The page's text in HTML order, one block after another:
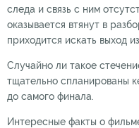
следа и связь с ним
оказывается втянут в
приходится искать выход
Случайно ли такое
тщательно спланированы
до самого финала.
Интересные факты о